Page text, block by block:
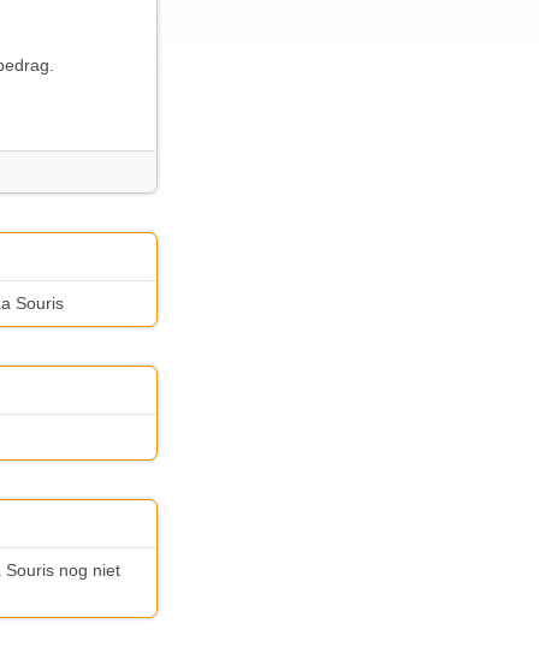
Souris
Souris nog niet